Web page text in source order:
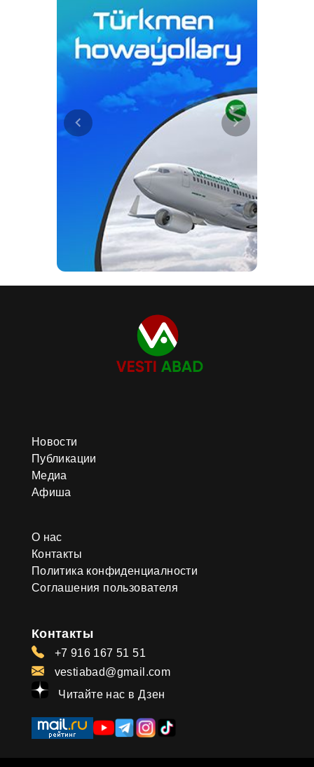
Новости
Публикации
Медиа
Афиша
О нас
Контакты
Политика конфиденциалности
Соглашения пользователя
Контакты
+7 916 167 51 51
vestiabad@gmail.com
Читайте нас в Дзен